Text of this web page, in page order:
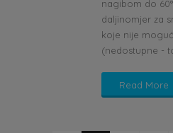
nagibom do
daljinomjer za
koje nije
(nedostupne -
Read More